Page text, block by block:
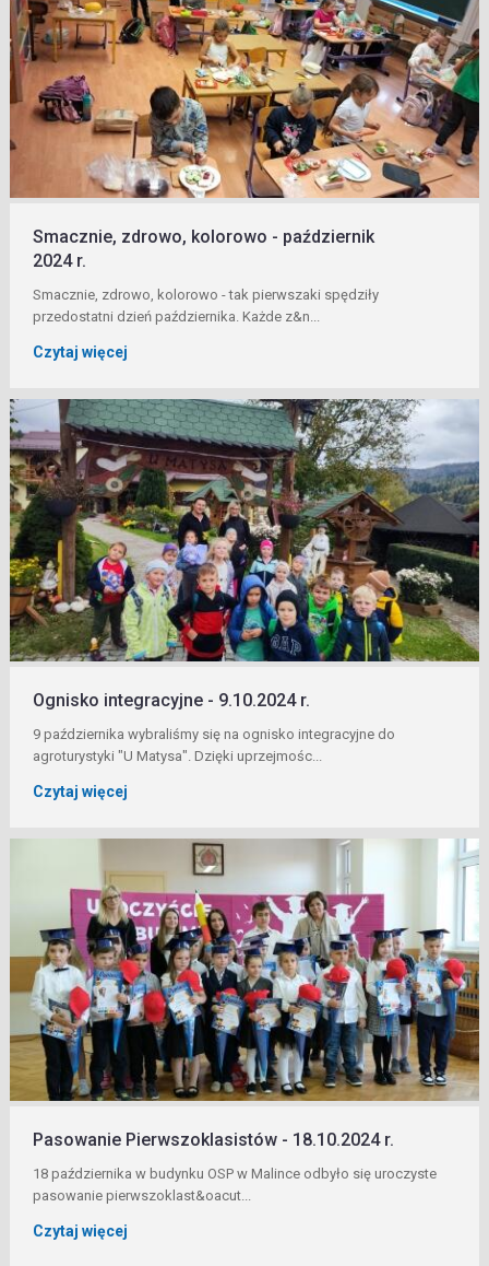
Smacznie, zdrowo, kolorowo - październik
2024 r.
Smacznie, zdrowo, kolorowo - tak pierwszaki spędziły
przedostatni dzień października. Każde z&n...
Czytaj więcej
Ognisko integracyjne - 9.10.2024 r.
9 października wybraliśmy się na ognisko integracyjne do
agroturystyki "U Matysa". Dzięki uprzejmośc...
Czytaj więcej
Pasowanie Pierwszoklasistów - 18.10.2024 r.
18 października w budynku OSP w Malince odbyło się uroczyste
pasowanie pierwszoklast&oacut...
Czytaj więcej